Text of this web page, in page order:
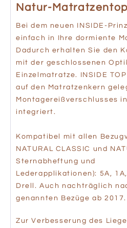
Natur-
Bei dem neuen INSIDE-
einfach in Ihre dormiente
Dadurch erhalten Sie den
mit der geschlossenen
Einzelmatratze. INSIDE
auf den Matratzenkern
Montagereißverschlusses
integriert.
Kompatibel mit allen
NATURAL CLASSIC und
Sternabheftung und
Lederapplikationen): 5A,
Drell. Auch nachträglich
genannten Bezüge ab 2017.
Zur Verbesserung des